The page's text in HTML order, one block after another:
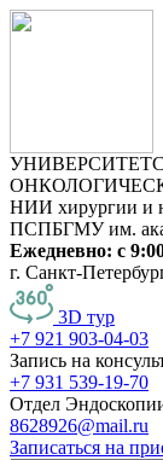
НИИ хирургии и
ПСПБГМУ им.
Ежедневно: с
г. Санкт-
3D тур
+7 921 903-04-03
Запись на
+7 931 539-19-70
Отдел
8628926@mail.ru
Записаться на